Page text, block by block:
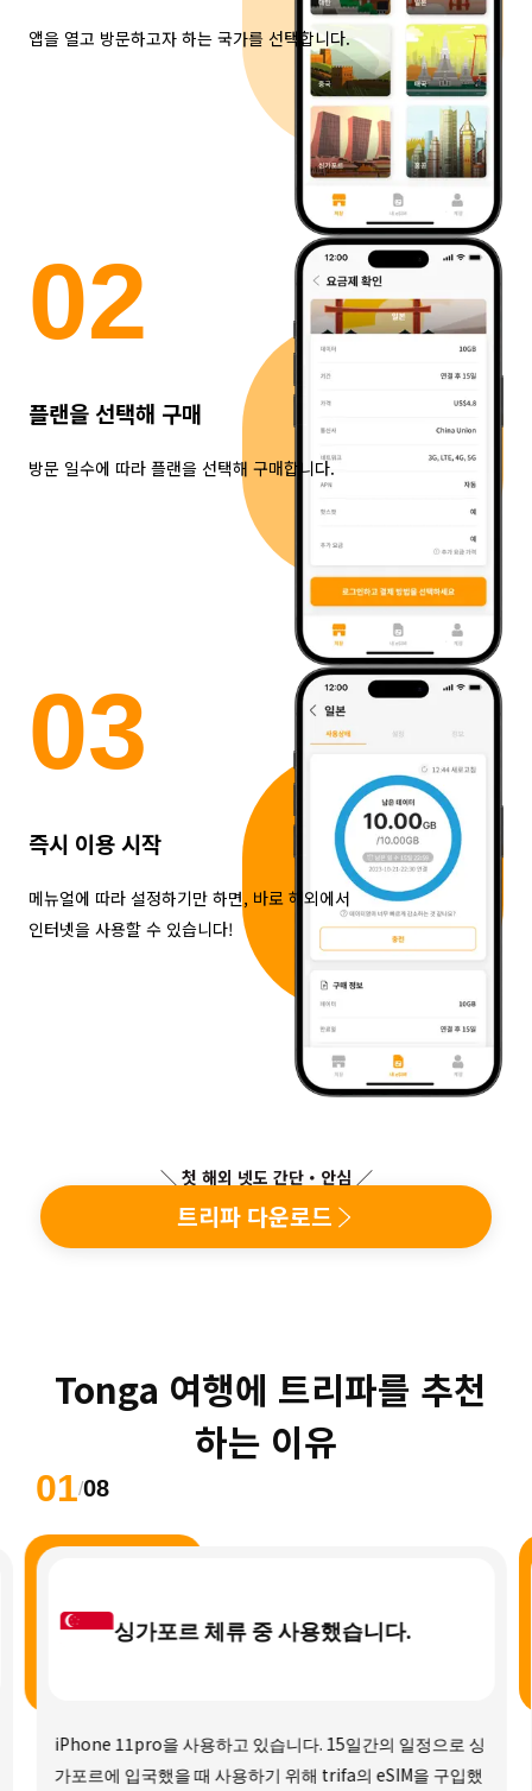
앱을 열고 방문하고자 하는 국가를 선택합니다.
02
플랜을 선택해 구매
방문 일수에 따라 플랜을 선택해 구매합니다.
03
즉시 이용 시작
메뉴얼에 따라 설정하기만 하면, 바로 해외에서
인터넷을 사용할 수 있습니다!
＼ 첫 해외 넷도 간단・안심 ／
트리파 다운로드
하는 이유
01/08
싱가포르 체류 중 사용했습니다.
iPhone 11pro을 사용하고 있습니다. 15일간의 일정으로 싱
가포르에 입국했을 때 사용하기 위해 trifa의 eSIM을 구입했